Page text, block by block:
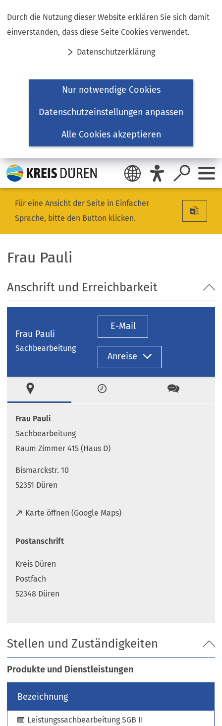
Durch die Nutzung dieser Website erklären Sie sich damit
einverstanden, dass diese Seite Cookies verwendet.
Datenschutzerklärung
Nur notwendige Cookies
Datenschutzeinstellungen anpassen
Alle Cookies akzeptieren
Inhalt anspringen
Für eine Ansicht der Seite in Einfacher
Sprache, bitte den Button klicken.
Frau Pauli
Anschrift und Erreichbarkeit
Frau Pauli
Sachbearbeitung
E-Mail
Anreise
Zeiten Kontakt
Frau Pauli
Sachbearbeitung
Raum Zimmer 415 (Haus D)
Bismarckstr. 10
52351 Düren
Karte öffnen (Google Maps)
(
f
e
t
i
e
m
n
e
n
T
Postanschrift
Kreis Düren
Postfach
52348 Düren
Stellen und Zuständigkeiten
Produkte und Dienstleistungen
Bezeichnung
Leistungssachbearbeitung SGB II